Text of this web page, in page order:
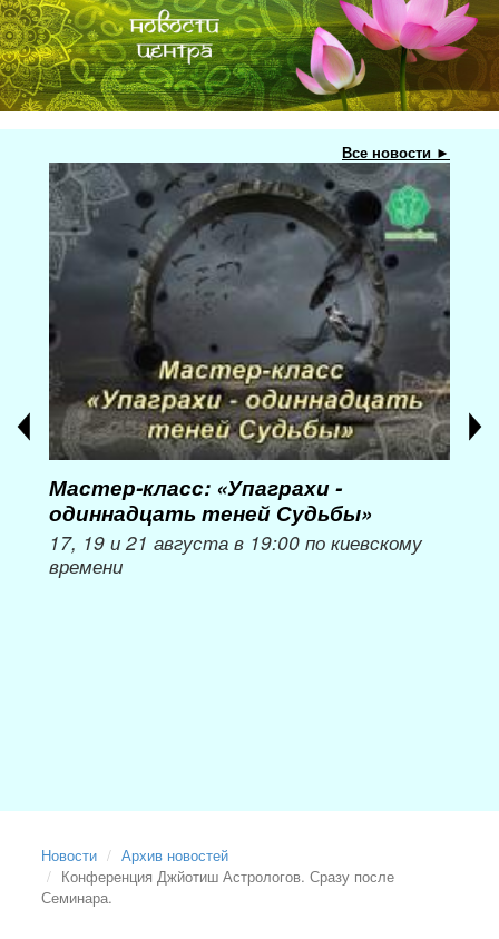
Все новости ►
Мастер-класс: «Упаграхи -
одиннадцать теней Судьбы»
17, 19 и 21 августа в 19:00 по киевскому
времени
Новости
Архив новостей
Конференция Джйотиш Астрологов. Сразу после
Семинара.